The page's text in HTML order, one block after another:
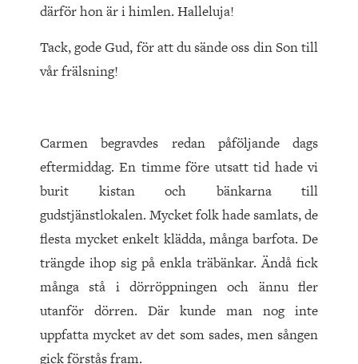
därför hon är i himlen. Halleluja!
Tack, gode Gud, för att du sände oss din Son till
vår frälsning!
Carmen begravdes redan påföljande dags
eftermiddag. En timme före utsatt tid hade vi
burit kistan och bänkarna till
gudstjänstlokalen. Mycket folk hade samlats, de
flesta mycket enkelt klädda, många barfota. De
trängde ihop sig på enkla träbänkar. Ändå fick
många stå i dörröppningen och ännu fler
utanför dörren. Där kunde man nog inte
uppfatta mycket av det som sades, men sången
gick förstås fram.